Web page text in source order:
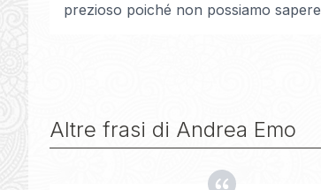
prezioso poiché non possiamo
Altre frasi di Andrea Emo